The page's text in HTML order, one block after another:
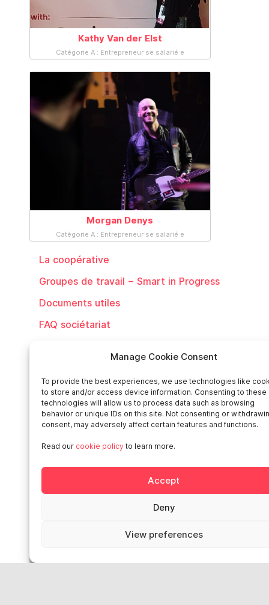
Manage Cookie Consent
To provide the best experiences, we use technologies like
to store and/or access device information. Consenting to these
technologies will allow us to process data such as browsing
behavior or unique IDs on this site. Not consenting or
consent, may adversely affect certain features and functions.
Read our cookie policy to learn more.
Accept
Deny
View preferences
Kathy Van der Elst
Catégorie A : Entrepreneur·se salarié·e
Morgan Denys
Catégorie A : Entrepreneur·se salarié·e
La coopérative
Groupes de travail – Smart in Progress
Documents utiles
FAQ sociétariat
Accès rapides
Home
Social networks
Smart in Europe